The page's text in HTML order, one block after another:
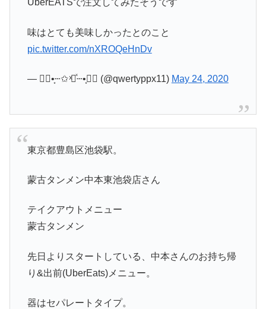
UberEATSで注文してみたそうです
味はとても美味しかったとのこと
pic.twitter.com/nXROQeHnDv
— ✧⃝•͙┄✩ ͯ✩ͯ┄•͙✧⃝ (@qwertyppx11) May 24, 2020
東京都豊島区池袋駅。
蒙古タンメン中本東池袋店さん
テイクアウトメニュー
蒙古タンメン
先日よりスタートしている、中本さんのお持ち帰
り&出前(UberEats)メニュー。
器はセパレートタイプ。